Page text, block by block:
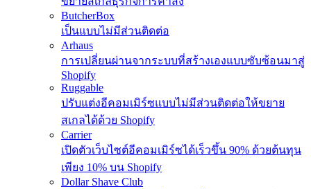
ButcherBox
เป็นแบบไม่มีส่วนติดต่อ
Arhaus
การเปลี่ยนผ่านจากระบบที่สร้างเองแบบซับซ้อนมาสู่
Shopify
Ruggable
ปรับแต่งอีคอมเมิร์ซแบบไม่มีส่วนติดต่อให้ขยาย
สเกลได้ด้วย Shopify
Carrier
เปิดตัวเว็บไซต์อีคอมเมิร์ซได้เร็วขึ้น 90% ด้วยต้นทุน
เพียง 10% บน Shopify
Dollar Shave Club